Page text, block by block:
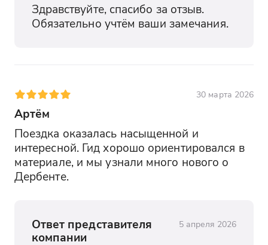
Здравствуйте, спасибо за отзыв.
Обязательно учтём ваши замечания.
30 марта 2026
Артём
Поездка оказалась насыщенной и
интересной. Гид хорошо ориентировался в
материале, и мы узнали много нового о
Дербенте.
Ответ представителя
компании
5 апреля 2026